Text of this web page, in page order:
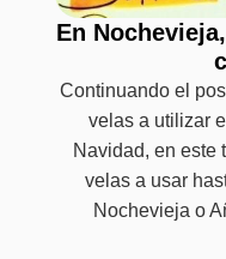
En
Continuando el
velas a utilizar
Navidad, en este
velas a usar
Nochevieja o